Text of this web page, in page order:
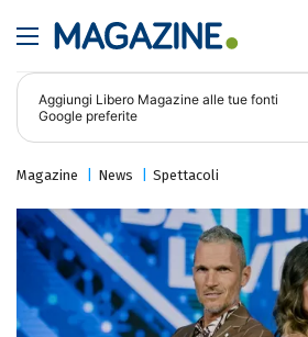
Aggiungi Libero Magazine alle tue fonti
Google preferite
Magazine News Spettacoli